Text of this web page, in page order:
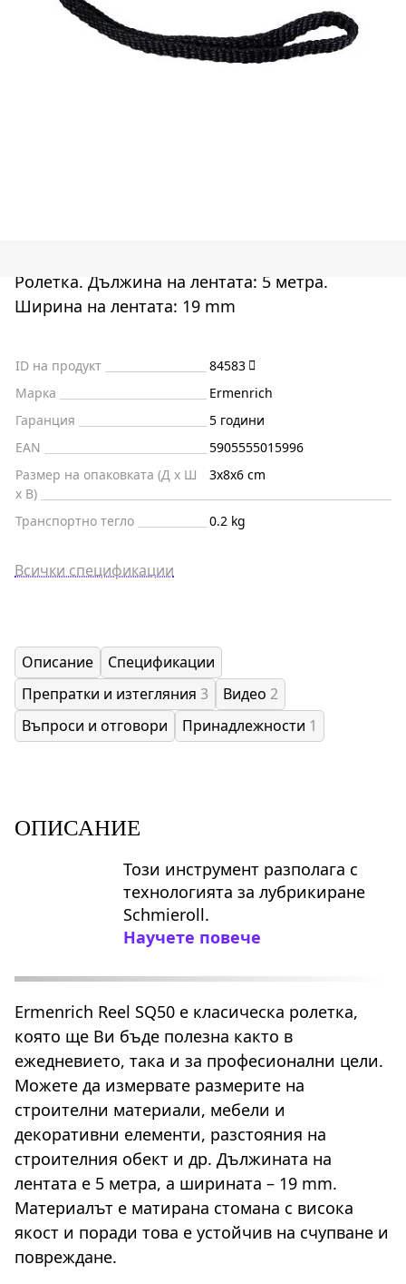
Ролетка. Дължина на лентата: 5 метра.
Ширина на лентата: 19 mm
ID на продукт
84583
Марка
Ermenrich
Гаранция
5 години
EAN
5905555015996
Размер на опаковката (Д x Ш
x В)
3x8x6 cm
Транспортно тегло 0.2 kg
Всички спецификации
Описание
Спецификации
Препратки и изтегляния 3 Видео 2
Въпроси и отговори
Принадлежности 1
ОПИСАНИЕ
Този инструмент разполага с
технологията за лубрикиране
Schmieroll.
Научете повече
Ermenrich Reel SQ50 е класическа ролетка,
която ще Ви бъде полезна както в
ежедневието, така и за професионални цели.
Можете да измервате размерите на
строителни материали, мебели и
декоративни елементи, разстояния на
строителния обект и др. Дължината на
лентата е 5 метра, а ширината – 19 mm.
Материалът е матирана стомана с висока
якост и поради това е устойчив на счупване и
повреждане.